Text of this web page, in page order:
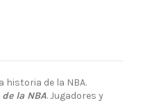
de la NBA.
la NBA. Jugadores y